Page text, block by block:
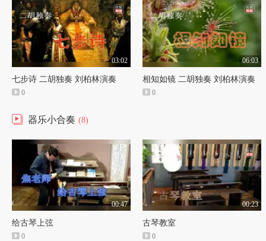
03:02
七步诗 二胡独奏 刘柏林演奏
0
06:03
相知如镜 二胡独奏 刘柏林演奏
0
器乐小合奏 (8)
00:47
给古琴上弦
0
00:23
古琴教室
0